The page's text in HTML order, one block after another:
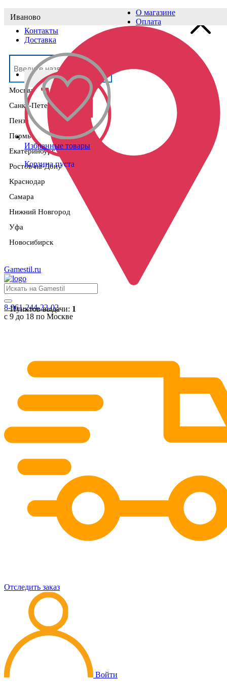
Выберите населённый пункт
Москва
Санкт-Петербург
Пенза
Пермь
Екатеринбург
Ростов-на-Дону
Краснодар
Самара
Нижний Новгород
Уфа
Новосибирск
Иваново
Пунктов выдачи: 1
О магазине
Оплата
Контакты
Доставка
Избранные товары
Корзина пуста
Gamestil.ru
8-961-244-22-02
с 9 до 18 по Москве
Отследить заказ
Войти